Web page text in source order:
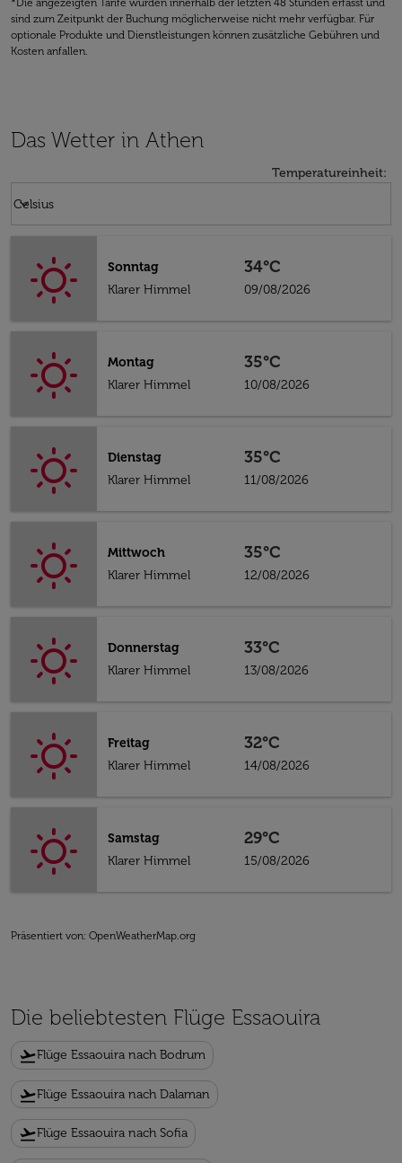
*Die angezeigten Tarife wurden innerhalb der letzten 48 Stunden erfasst und
sind zum Zeitpunkt der Buchung möglicherweise nicht mehr verfügbar. Für
optionale Produkte und Dienstleistungen können zusätzliche Gebühren und
Kosten anfallen.
Das Wetter in Athen
Temperatureinheit:
Celsius
keyboard_arrow_down
Sonntag
Klarer Himmel
34°C
09/08/2026
Montag
Klarer Himmel
35°C
10/08/2026
Dienstag
Klarer Himmel
35°C
11/08/2026
Mittwoch
Klarer Himmel
35°C
12/08/2026
Donnerstag
Klarer Himmel
33°C
13/08/2026
Freitag
Klarer Himmel
32°C
14/08/2026
Samstag
Klarer Himmel
29°C
15/08/2026
Präsentiert von: OpenWeatherMap.org
Die beliebtesten Flüge Essaouira
flight_takeoffFlüge Essaouira nach Bodrum
flight_takeoffFlüge Essaouira nach Dalaman
flight_takeoffFlüge Essaouira nach Sofia